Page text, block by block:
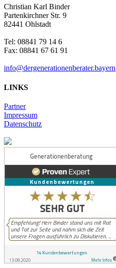
Christian Karl Binder
Partenkirchner Str. 9
82441 Ohlstadt
Tel: 08841 79 14 6
Fax: 08841 67 61 91
info@dergenerationenberater.bayern
LINKS
Partner
Impressum
Datenschutz